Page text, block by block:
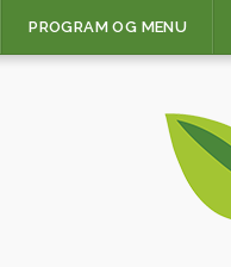
PROGRAM OG MENU